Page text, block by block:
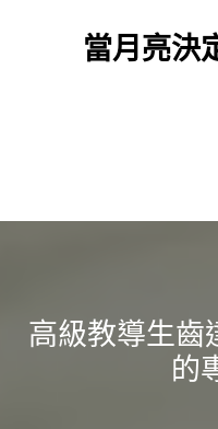
當月亮決
高級教導生齒
的